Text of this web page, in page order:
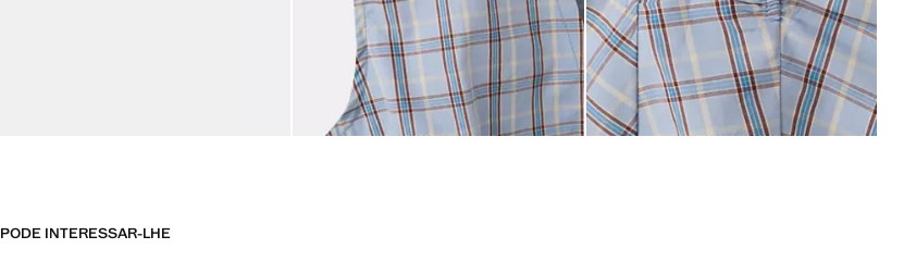
PODE INTERESSAR-LHE